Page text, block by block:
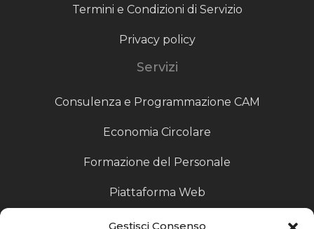
Gestisci Consenso
Termini e Condizioni di Servizio
Privacy policy
Servizi
Consulenza e Programmazione CAM
Economia Circolare
Formazione del Personale
Piattaforma Web
Scouting fornitori